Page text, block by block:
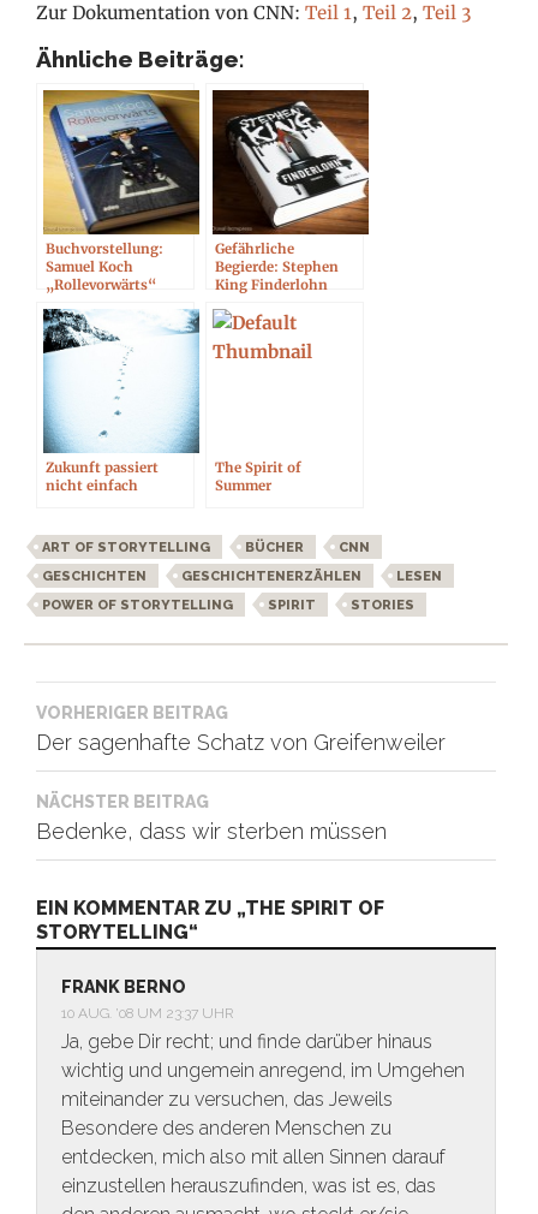
Zur Dokumentation von CNN:Teil 1,Teil 2,Teil 3
Ähnliche Beiträge:
Buchvorstellung:
Samuel Koch
„Rollevorwärts“
Gefährliche
Begierde: Stephen
King Finderlohn
Zukunft passiert
nicht einfach
The Spirit of
Summer
ART OF STORYTELLING BÜCHER
CNN
GESCHICHTEN
GESCHICHTENERZÄHLEN
LESEN
POWER OF STORYTELLING
SPIRIT STORIES
Beitragsnavigation
VORHERIGER BEITRAG
Der sagenhafte Schatz von Greifenweiler
NÄCHSTER BEITRAG
Bedenke, dass wir sterben müssen
EIN KOMMENTAR ZU „THE SPIRIT OF
STORYTELLING“
FRANK BERNO
10 AUG. ’08 UM 23:37 UHR
Ja, gebe Dir recht; und finde darüber hinaus
wichtig und ungemein anregend, im Umgehen
miteinander zu versuchen, das Jeweils
Besondere des anderen Menschen zu
entdecken, mich also mit allen Sinnen darauf
einzustellen herauszufinden, was ist es, das